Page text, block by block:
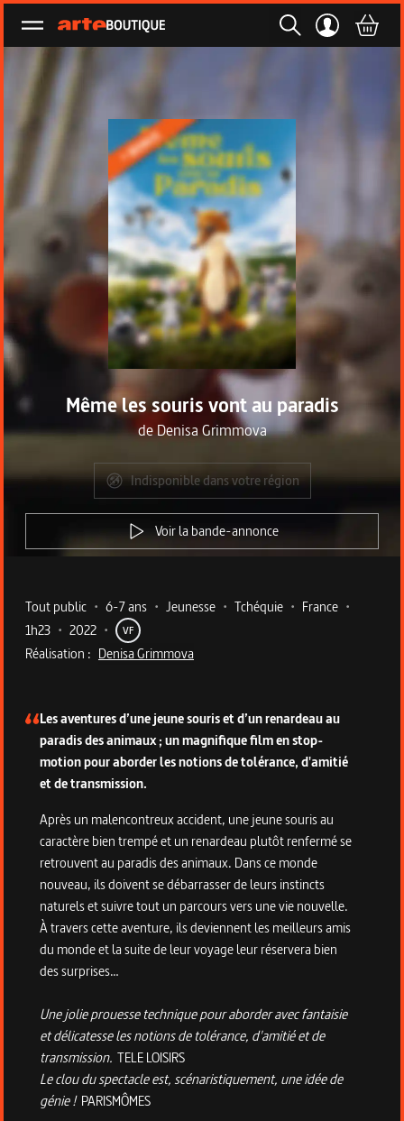
Ouvrir le menu
Même les souris vont au paradis
deDenisa Grimmova
Indisponible dans votre région
Voir la bande-annonce
Metadata du programme
Tout public • 6-7 ans • Jeunesse • Tchéquie • France •
1h23 • 2022 • VF
Réalisation : Denisa Grimmova
Les aventures d’une jeune souris et d’un renardeau au
paradis des animaux ; un magnifique film en stop-
motion pour aborder les notions de tolérance, d'amitié
et de transmission.
Après un malencontreux accident, une jeune souris au
caractère bien trempé et un renardeau plutôt renfermé se
retrouvent au paradis des animaux. Dans ce monde
nouveau, ils doivent se débarrasser de leurs instincts
naturels et suivre tout un parcours vers une vie nouvelle.
À travers cette aventure, ils deviennent les meilleurs amis
du monde et la suite de leur voyage leur réservera bien
des surprises…
Une jolie prouesse technique pour aborder avec fantaisie
et délicatesse les notions de tolérance, d'amitié et de
transmission. TELE LOISIRS
Le clou du spectacle est, scénaristiquement, une idée de
génie !PARISMÔMES